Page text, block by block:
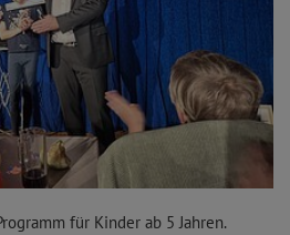
für Kinder ab 5 Jahren.